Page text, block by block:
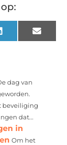
LinkedIn Email
dag van
beveiliging
dat...
in
Om het